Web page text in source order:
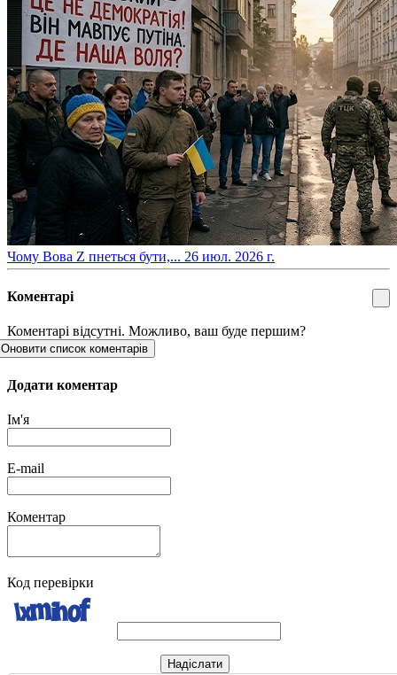
​Чому Вова Z пнеться бути,... 26 июл. 2026 г.
Коментарі
Коментарі відсутні. Можливо, ваш буде першим?
Оновити список коментарів
Додати коментар
Ім'я
E-mail
Коментар
Код перевірки
Надіслати